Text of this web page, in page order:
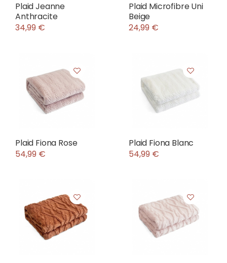
Plaid Jeanne
Anthracite
34,99 €
Plaid Microfibre Uni
Beige
24,99 €
Plaid Fiona Rose
54,99 €
Plaid Fiona Blanc
54,99 €